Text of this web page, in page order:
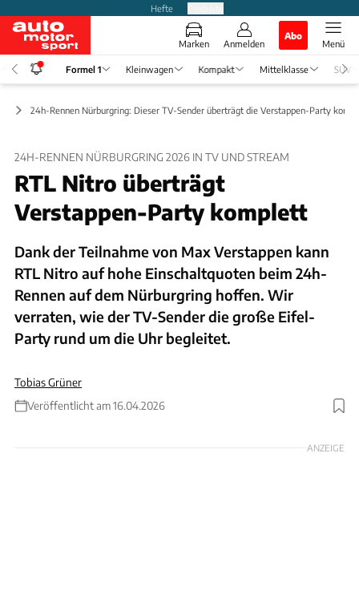
Hefte
Marken Anmelden
Abo
Menü
Formel 1 Kleinwagen Kompakt Mittelklasse SUV
24h-Rennen Nürburgring: Dieser TV-Sender überträgt die Verstappen-Party
24H-RENNEN NÜRBURGRING 2026 IN TV UND STREAM
RTL Nitro überträgt
Verstappen-Party komplett
Dank der Teilnahme von Max Verstappen kann
RTL Nitro auf hohe Einschaltquoten beim 24h-
Rennen auf dem Nürburgring hoffen. Wir
verraten, wie der TV-Sender die große Eifel-
Party rund um die Uhr begleitet.
Tobias Grüner
Veröffentlicht am 16.04.2026
Foto: Stefan Baldauf / SB-Medien
ANZEIGE